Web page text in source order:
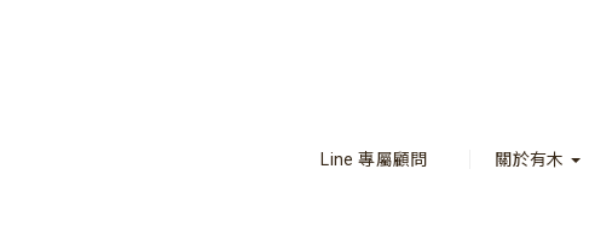
Line 專屬顧問 關於有木